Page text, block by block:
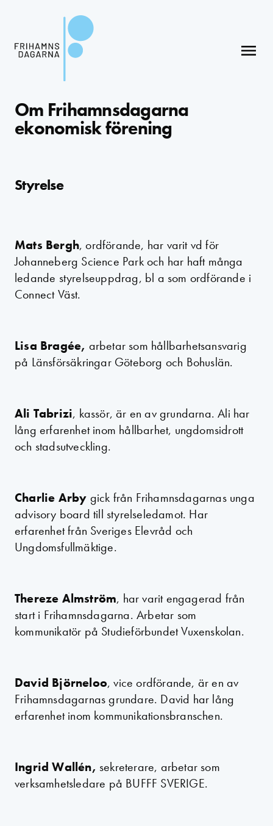
menu
Om Frihamnsdagarna
ekonomisk förening
Styrelse
Mats Bergh, ordförande, har varit vd för
Johanneberg Science Park och har haft många
ledande styrelseuppdrag, bl a som ordförande i
Connect Väst.
Lisa Bragée, arbetar som hållbarhetsansvarig
på Länsförsäkringar Göteborg och Bohuslän.
Ali Tabrizi, kassör, är en av grundarna. Ali har
lång erfarenhet inom hållbarhet, ungdomsidrott
och stadsutveckling.
Charlie Arby gick från Frihamnsdagarnas unga
advisory board till styrelseledamot. Har
erfarenhet från Sveriges Elevråd och
Ungdomsfullmäktige.
Thereze Almström, har varit engagerad från
start i Frihamnsdagarna. Arbetar som
kommunikatör på Studieförbundet Vuxenskolan.
David Björneloo, vice ordförande, är en av
Frihamnsdagarnas grundare. David har lång
erfarenhet inom kommunikationsbranschen.
Ingrid Wallén, sekreterare, arbetar som
verksamhetsledare på BUFFF SVERIGE.